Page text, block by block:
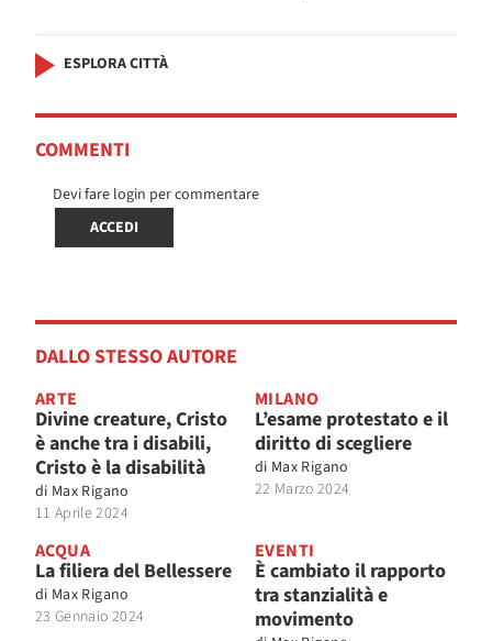
ESPLORA CITTÀ
COMMENTI
Devi fare login per commentare
ACCEDI
DALLO STESSO AUTORE
ARTE
Divine creature, Cristo
è anche tra i disabili,
Cristo è la disabilità
di Max Rigano
11 Aprile 2024
MILANO
L’esame protestato e il
diritto di scegliere
di Max Rigano
22 Marzo 2024
ACQUA
La filiera del Bellessere
di Max Rigano
23 Gennaio 2024
EVENTI
È cambiato il rapporto
tra stanzialità e
movimento